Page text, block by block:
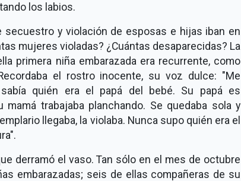
los labios.
secuestro y violación de esposas e hijas iban en
mujeres violadas? ¿Cuántas desaparecidas? La
primera niña embarazada era recurrente, como
el rostro inocente, su voz dulce: "Me
quién era el papá del bebé. Su papá es
mamá trabajaba planchando. Se quedaba sola y
llegaba, la violaba. Nunca supo quién era el
derramó el vaso. Tan sólo en el mes de octubre
embarazadas; seis de ellas compañeras de su